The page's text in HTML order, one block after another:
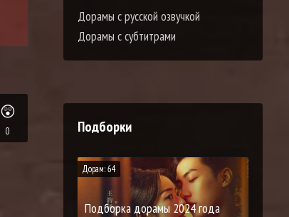
😲
0
Дорамы с русской озвучкой
Дорамы с субтитрами
Подборки
Дорам: 64
Подборка дорамы 2024 года